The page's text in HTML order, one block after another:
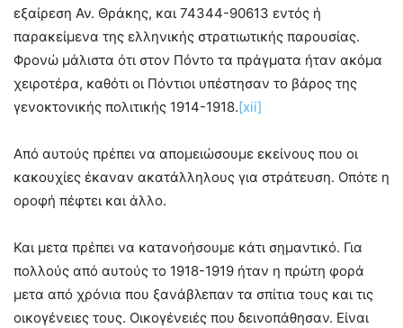
εξαίρεση Αν. Θράκης, και 74344-90613 εντός ή
παρακείμενα της ελληνικής στρατιωτικής παρουσίας.
Φρονώ μάλιστα ότι στον Πόντο τα πράγματα ήταν ακόμα
χειροτέρα, καθότι οι Πόντιοι υπέστησαν το βάρος της
γενοκτονικής πολιτικής 1914-1918.[xii]
Από αυτούς πρέπει να απομειώσουμε εκείνους που οι
κακουχίες έκαναν ακατάλληλους για στράτευση. Οπότε η
οροφή πέφτει και άλλο.
Και μετα πρέπει να κατανοήσουμε κάτι σημαντικό. Για
πολλούς από αυτούς το 1918-1919 ήταν η πρώτη φορά
μετα από χρόνια που ξανάβλεπαν τα σπίτια τους και τις
οικογένειες τους. Οικογένειές που δεινοπάθησαν. Είναι